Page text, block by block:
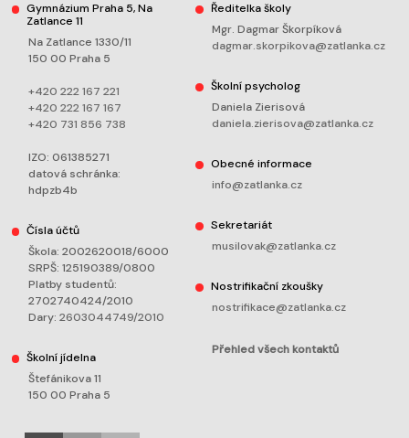
Gymnázium Praha 5, Na
Zatlance 11
Na Zatlance 1330/11
150 00 Praha 5
+420 222 167 221
+420 222 167 167
+420 731 856 738
IZO: 061385271
datová schránka:
hdpzb4b
Čísla účtů
Škola: 2002620018/6000
SRPŠ: 125190389/0800
Platby studentů:
2702740424/2010
Dary: 2603044749/2010
Školní jídelna
Štefánikova 11
150 00 Praha 5
Ředitelka školy
Mgr. Dagmar Škorpíková
dagmar.skorpikova@zatlanka.cz
Školní psycholog
Daniela Zierisová
daniela.zierisova@zatlanka.cz
Obecné informace
info@zatlanka.cz
Sekretariát
musilovak@zatlanka.cz
Nostrifikační zkoušky
nostrifikace@zatlanka.cz
Přehled všech kontaktů